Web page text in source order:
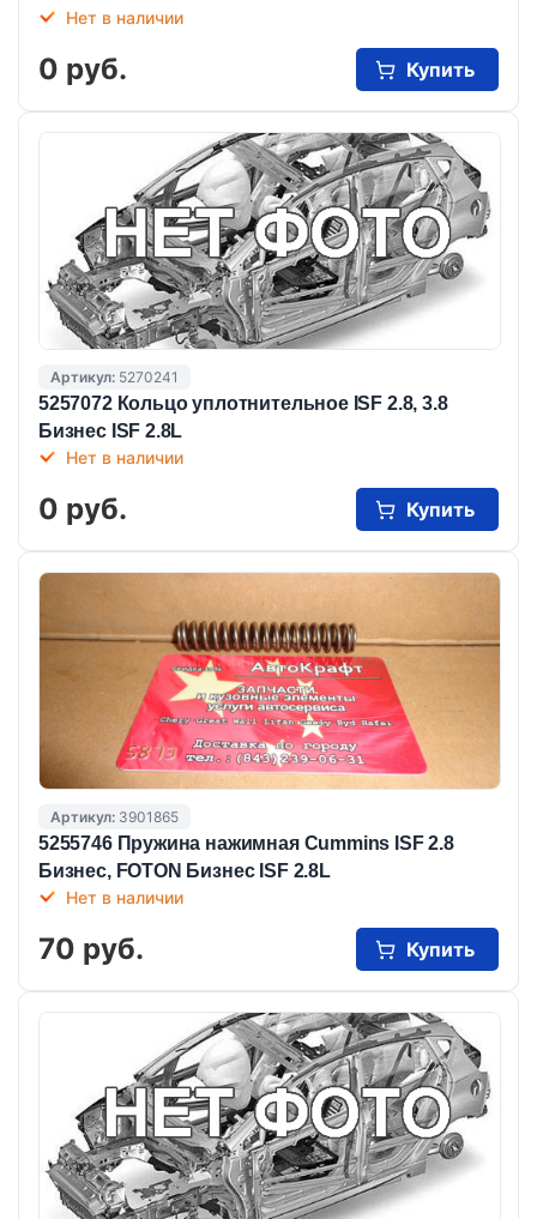
Нет в наличии
0 руб. Купить
Артикул: 5270241
5257072 Кольцо уплотнительное ISF 2.8, 3.8
Бизнес ISF 2.8L
Нет в наличии
0 руб. Купить
Артикул: 3901865
5255746 Пружина нажимная Cummins ISF 2.8
Бизнес, FOTON Бизнес ISF 2.8L
Нет в наличии
70 руб. Купить